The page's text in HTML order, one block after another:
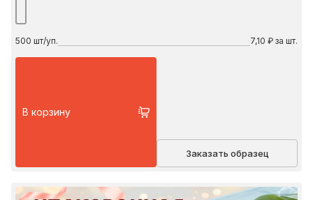
500 шт/уп. 7,10 ₽ за шт.
В корзину
Заказать образец